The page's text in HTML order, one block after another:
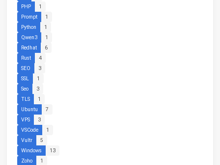
PHP
1
Prompt
1
Python
1
Qwen3
1
Redhat
6
Rust
4
SEO
3
SSL
1
Seo
3
TLS
1
Ubuntu
7
VPS
3
VSCode
1
Vultr
5
Windows
13
Zoho
1